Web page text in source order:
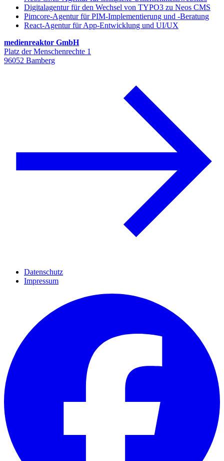
Digitalagentur für den Wechsel von TYPO3 zu Neos CMS
Pimcore-Agentur für PIM-Implementierung und -Beratung
React-Agentur für App-Entwicklung und UI/UX
medienreaktor GmbH
Platz der Menschenrechte 1
96052 Bamberg
Datenschutz
Impressum